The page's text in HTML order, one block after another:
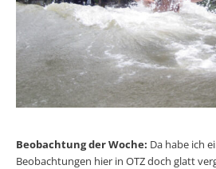
Beobachtung der Woche: Da habe ich
Beobachtungen hier in OTZ doch glatt